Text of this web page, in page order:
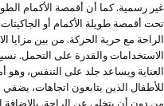
غير رسمية. كما أن أقمصة الأكمام
تحت أقمصة طويلة الأكمام أو
الراحة مع حرية الحركة. من بين مزايا
العناية ويساعد جلد على التنفس، وهو
للأطفال الذين يتابعون اتجاهات،
من دون أن يتخلى عن الراحة.